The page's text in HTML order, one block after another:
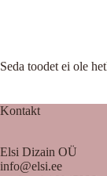
Seda toodet ei ole
Kontakt
Elsi Dizain OÜ
info@elsi.ee